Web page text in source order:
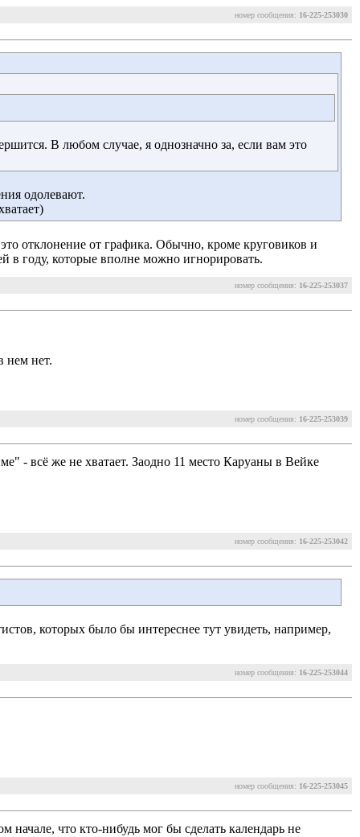
номер сообщения: 16-225-253030
В любом случае, я однозначно за, если вам это
одолевают.
отклонение от графика. Обычно, кроме круговиков и
в году, которые вполне можно игнорировать.
номер сообщения: 16-225-253037
нем нет.
номер сообщения: 16-225-253039
- всё же не хватает. Заодно 11 место Каруаны в Вейке
номер сообщения: 16-225-253042
которых было бы интереснее тут увидеть, например,
номер сообщения: 16-225-253044
номер сообщения: 16-225-253045
начале, что кто-нибудь мог бы сделать календарь не